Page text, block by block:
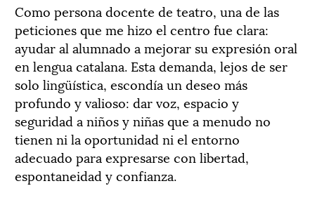
Como persona docente de teatro, una de las
peticiones que me hizo el centro fue clara:
ayudar al alumnado a mejorar su expresión oral
en lengua catalana. Esta demanda, lejos de ser
solo lingüística, escondía un deseo más
profundo y valioso: dar voz, espacio y
seguridad a niños y niñas que a menudo no
tienen ni la oportunidad ni el entorno
adecuado para expresarse con libertad,
espontaneidad y confianza.